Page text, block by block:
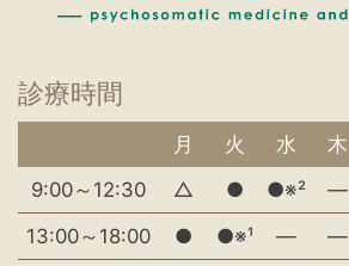
診療時間
月 火 水 木
9:00～12:30
△ ● ●※² ―
13:00～18:00
● ●※¹ ― ―